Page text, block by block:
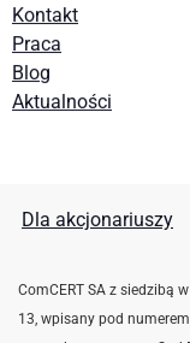
Kontakt
Praca
Blog
Aktualności
Dla akcjonariuszy
ComCERT SA z siedzibą
13, wpisany pod